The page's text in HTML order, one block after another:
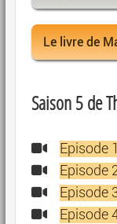
Le livre de
Saison 5 de
Episode
Episode
Episode
Episode